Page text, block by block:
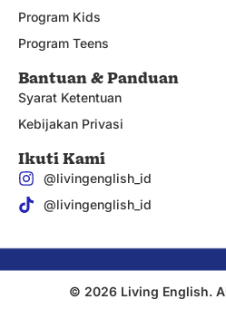
Program Kids
Program Teens
Bantuan & Panduan
Syarat Ketentuan
Kebijakan Privasi
Ikuti Kami
@livingenglish_id
@livingenglish_id
© 2026 Living English.